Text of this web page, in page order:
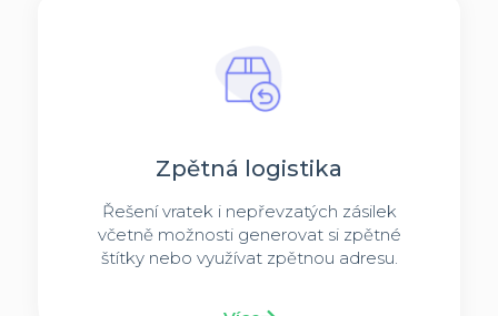
Zpětná logistika
Řešení vratek i nepřevzatých zásilek
včetně možnosti generovat si zpětné
štítky nebo využívat zpětnou adresu.